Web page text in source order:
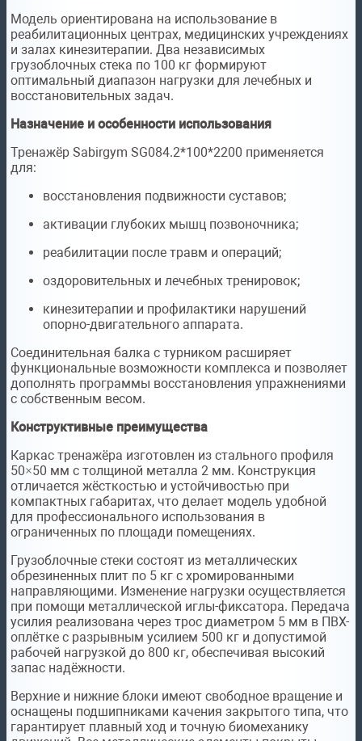
Модель ориентирована на использование в
реабилитационных центрах, медицинских учреждениях
и залах кинезитерапии. Два независимых
грузоблочных стека по 100 кг формируют
оптимальный диапазон нагрузки для лечебных и
восстановительных задач.
Назначение и особенности использования
Тренажёр Sabirgym SG084.2*100*2200 применяется
для:
восстановления подвижности суставов;
активации глубоких мышц позвоночника;
реабилитации после травм и операций;
оздоровительных и лечебных тренировок;
кинезитерапии и профилактики нарушений
опорно-двигательного аппарата.
Соединительная балка с турником расширяет
функциональные возможности комплекса и позволяет
дополнять программы восстановления упражнениями
с собственным весом.
Конструктивные преимущества
Каркас тренажёра изготовлен из стального профиля
50×50 мм с толщиной металла 2 мм. Конструкция
отличается жёсткостью и устойчивостью при
компактных габаритах, что делает модель удобной
для профессионального использования в
ограниченных по площади помещениях.
Грузоблочные стеки состоят из металлических
обрезиненных плит по 5 кг с хромированными
направляющими. Изменение нагрузки осуществляется
при помощи металлической иглы-фиксатора. Передача
усилия реализована через трос диаметром 5 мм в ПВХ-
оплётке с разрывным усилием 500 кг и допустимой
рабочей нагрузкой до 800 кг, обеспечивая высокий
запас надёжности.
Верхние и нижние блоки имеют свободное вращение и
оснащены подшипниками качения закрытого типа, что
гарантирует плавный ход и точную биомеханику